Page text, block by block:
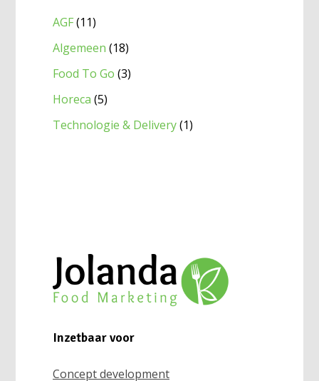
AGF(11)
Algemeen (18)
Food To Go (3)
Horeca (5)
Technologie & Delivery(1)
Inzetbaar voor
Concept development